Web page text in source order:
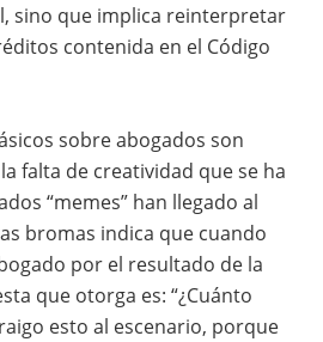
sino que implica reinterpretar
contenida en el Código
sobre abogados son
falta de creatividad que se ha
“memes” han llegado al
bromas indica que cuando
por el resultado de la
que otorga es: “¿Cuánto
esto al escenario, porque